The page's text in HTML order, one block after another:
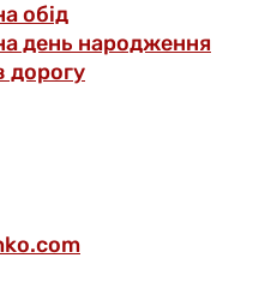
обід
день народження
дорогу